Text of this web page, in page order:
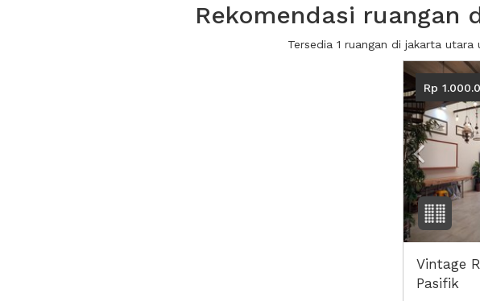
Rekomendasi
Tersedia 1 ruangan di jakarta
Rp
Vintage
Pasifik